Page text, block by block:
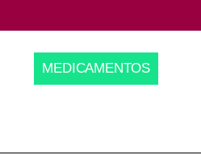
MEDICAMENTOS